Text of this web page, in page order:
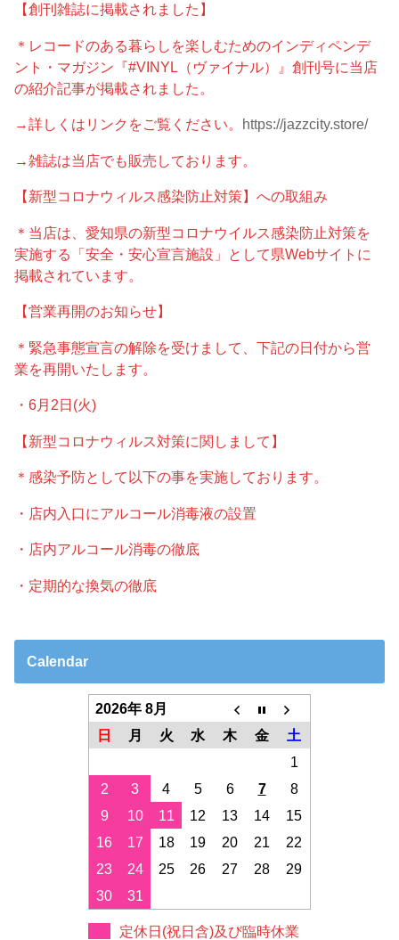
【創刊雑誌に掲載されました】
＊レコードのある暮らしを楽しむためのインディペンデ
ント・マガジン『#VINYL（ヴァイナル）』創刊号に当店
の紹介記事が掲載されました。
→詳しくはリンクをご覧ください。 https://jazzcity.store/
→雑誌は当店でも販売しております。
【新型コロナウィルス感染防止対策】への取組み
＊当店は、愛知県の新型コロナウイルス感染防止対策を
実施する「安全・安心宣言施設」として県Webサイトに
掲載されています。
【営業再開のお知らせ】
＊緊急事態宣言の解除を受けまして、下記の日付から営
業を再開いたします。
・6月2日(火)
【新型コロナウィルス対策に関しまして】
＊感染予防として以下の事を実施しております。
・店内入口にアルコール消毒液の設置
・店内アルコール消毒の徹底
・定期的な換気の徹底
Calendar
2026年 8月
日
月 火 水 木 金
土
1
2
3 4 5 6 7
8
9
10 11 12 13 14
15
16
17 18 19 20 21
22
23
24 25 26 27 28
29
30
31
定休日(祝日含)及び臨時休業